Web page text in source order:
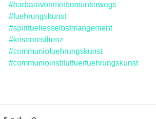
#barbaravonmeibomunterwegs
#fuehrungskunst
#spirituellesselbstmangement
#krisenresilienz
#communiofuehrungskunst
#communioinstitutfuerfuehrungskunst